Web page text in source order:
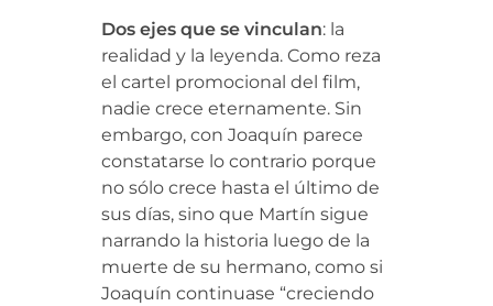
Dos ejes que se vinculan: la
realidad y la leyenda. Como reza
el cartel promocional del film,
nadie crece eternamente. Sin
embargo, con Joaquín parece
constatarse lo contrario porque
no sólo crece hasta el último de
sus días, sino que Martín sigue
narrando la historia luego de la
muerte de su hermano, como si
Joaquín continuase “creciendo